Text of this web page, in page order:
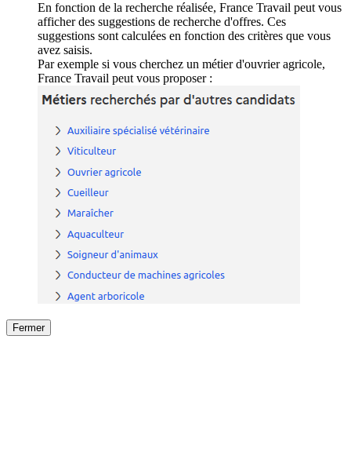
En fonction de la recherche réalisée, France Travail peut vous
afficher des suggestions de recherche d'offres. Ces
suggestions sont calculées en fonction des critères que vous
avez saisis.
Par exemple si vous cherchez un métier d'ouvrier agricole,
France Travail peut vous proposer :
Fermer